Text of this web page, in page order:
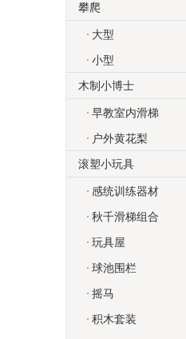
攀爬
大型
小型
木制小博士
早教室内滑梯
户外黄花梨
滚塑小玩具
感统训练器材
秋千滑梯组合
玩具屋
球池围栏
摇马
积木套装